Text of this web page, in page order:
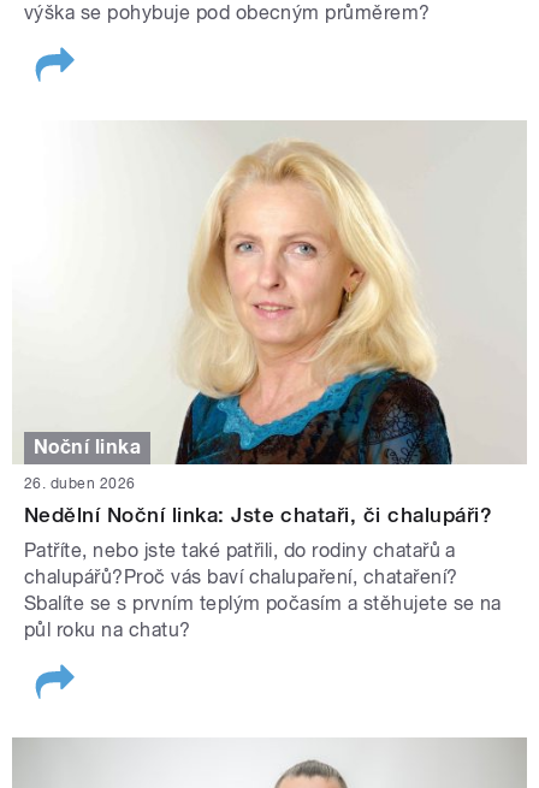
výška se pohybuje pod obecným průměrem?
Noční linka
26. duben 2026
Nedělní Noční linka: Jste chataři, či chalupáři?
Patříte, nebo jste také patřili, do rodiny chatařů a
chalupářů?Proč vás baví chalupaření, chataření?
Sbalíte se s prvním teplým počasím a stěhujete se na
půl roku na chatu?